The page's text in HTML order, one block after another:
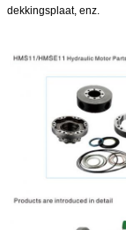
dekkingsplaat, enz.